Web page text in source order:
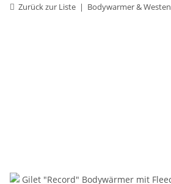
Zurück zur Liste Bodywarmer & Westen